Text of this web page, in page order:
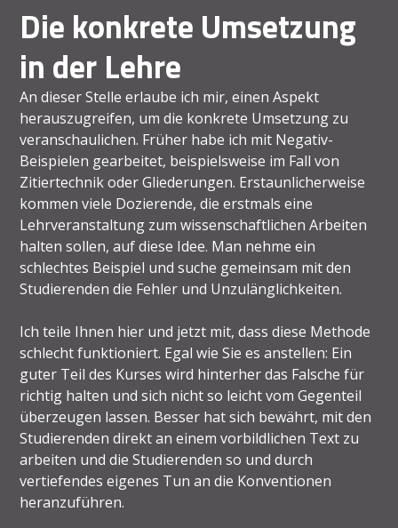
Die konkrete Umsetzung
in der Lehre
An dieser Stelle erlaube ich mir, einen Aspekt
herauszugreifen, um die konkrete Umsetzung zu
veranschaulichen. Früher habe ich mit Negativ-
Beispielen gearbeitet, beispielsweise im Fall von
Zitiertechnik oder Gliederungen. Erstaunlicherweise
kommen viele Dozierende, die erstmals eine
Lehrveranstaltung zum wissenschaftlichen Arbeiten
halten sollen, auf diese Idee. Man nehme ein
schlechtes Beispiel und suche gemeinsam mit den
Studierenden die Fehler und Unzulänglichkeiten.
Ich teile Ihnen hier und jetzt mit, dass diese Methode
schlecht funktioniert. Egal wie Sie es anstellen: Ein
guter Teil des Kurses wird hinterher das Falsche für
richtig halten und sich nicht so leicht vom Gegenteil
überzeugen lassen. Besser hat sich bewährt, mit den
Studierenden direkt an einem vorbildlichen Text zu
arbeiten und die Studierenden so und durch
vertiefendes eigenes Tun an die Konventionen
heranzuführen.